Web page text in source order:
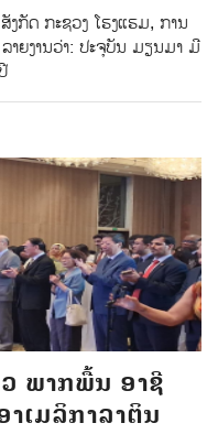
ງກັດ ກະຊວງ ໂຮງແຮມ, ການ
າຍງານວ່າ: ປະຈຸບັນ ມຽນມາ ມີ
ພາກພື້ນ ອາຊີ
ເມລິກາລາຕິນ